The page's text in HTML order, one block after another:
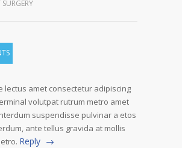
lectus amet consectetur adipiscing
volutpat rutrum metro amet
suspendisse pulvinar a etos
ante tellus gravida at mollis
Reply